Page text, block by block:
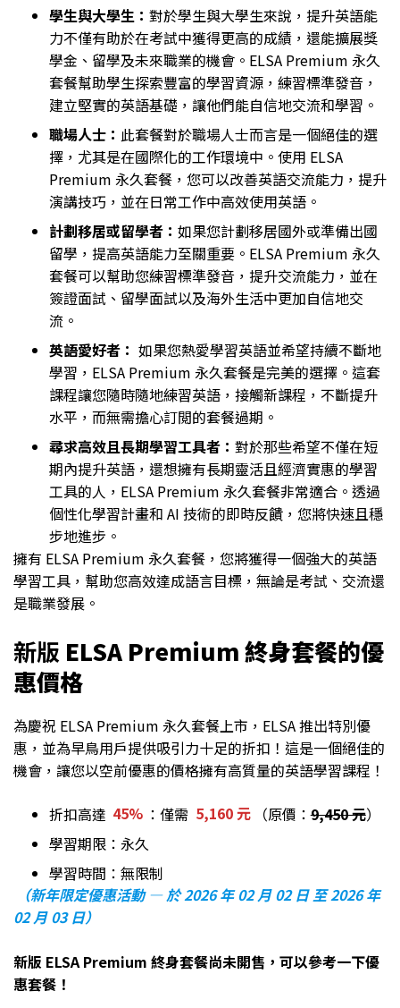
學生與大學生： 對於學生與大學生來說，提升英語能
力不僅有助於在考試中獲得更高的成績，還能擴展獎
學金、留學及未來職業的機會。ELSA Premium 永久
套餐幫助學生探索豐富的學習資源，練習標準發音，
建立堅實的英語基礎，讓他們能自信地交流和學習。
職場人士： 此套餐對於職場人士而言是一個絕佳的選
擇，尤其是在國際化的工作環境中。使用 ELSA
Premium 永久套餐，您可以改善英語交流能力，提升
演講技巧，並在日常工作中高效使用英語。
計劃移居或留學者： 如果您計劃移居國外或準備出國
留學，提高英語能力至關重要。ELSA Premium 永久
套餐可以幫助您練習標準發音，提升交流能力，並在
簽證面試、留學面試以及海外生活中更加自信地交
流。
英語愛好者： 如果您熱愛學習英語並希望持續不斷地
學習，ELSA Premium 永久套餐是完美的選擇。這套
課程讓您隨時隨地練習英語，接觸新課程，不斷提升
水平，而無需擔心訂閲的套餐過期。
尋求高效且長期學習工具者： 對於那些希望不僅在短
期內提升英語，還想擁有長期靈活且經濟實惠的學習
工具的人，ELSA Premium 永久套餐非常適合。透過
個性化學習計畫和 AI 技術的即時反饋，您將快速且穩
步地進步。
擁有 ELSA Premium 永久套餐，您將獲得一個強大的英語
學習工具，幫助您高效達成語言目標，無論是考試、交流還
是職業發展。
新版 ELSA Premium 終身套餐的優
惠價格
為慶祝 ELSA Premium 永久套餐上市，ELSA 推出特別優
惠，並為早鳥用戶提供吸引力十足的折扣！這是一個絕佳的
機會，讓您以空前優惠的價格擁有高質量的英語學習課程！
折扣高達 45% ：僅需 5,160 元 （原價：9,450 元）
學習期限：永久
學習時間：無限制
（新年限定優惠活動 — 於 2026 年 02 月 02 日 至 2026 年
02 月 03 日）
新版 ELSA Premium 終身套餐尚未開售，可以參考一下優
惠套餐！